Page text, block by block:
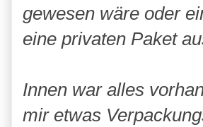
gewesen wäre oder
eine privaten Paket
Innen war alles
mir etwas